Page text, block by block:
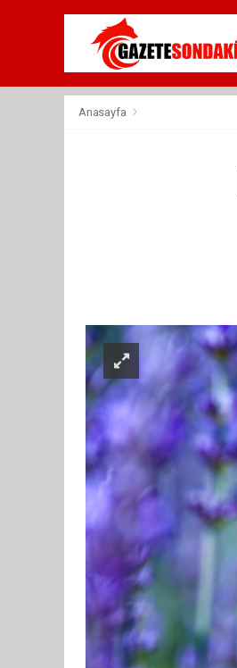
Anasayfa